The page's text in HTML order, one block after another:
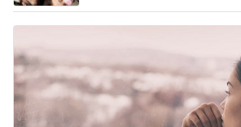
軽い揺れも感じとってしまうからだ
Amebaトピックス 1日前
記事を読む